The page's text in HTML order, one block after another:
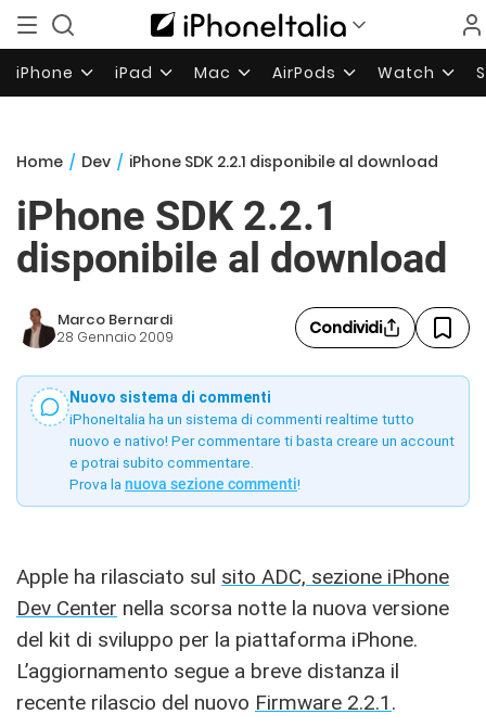
iPhone iPad Mac AirPods Watch
Home / Dev / iPhone SDK 2.2.1 disponibile al download
iPhone SDK 2.2.1
disponibile al download
Marco Bernardi
28 Gennaio 2009 Condividi
Nuovo sistema di commenti
iPhoneItalia ha un sistema di commenti realtime tutto
nuovo e nativo! Per commentare ti basta creare un account
e potrai subito commentare.
Prova la nuova sezione commenti!
Apple ha rilasciato sul sito ADC, sezione iPhone
Dev Center nella scorsa notte la nuova versione
del kit di sviluppo per la piattaforma iPhone.
L’aggiornamento segue a breve distanza il
recente rilascio del nuovo Firmware 2.2.1 .